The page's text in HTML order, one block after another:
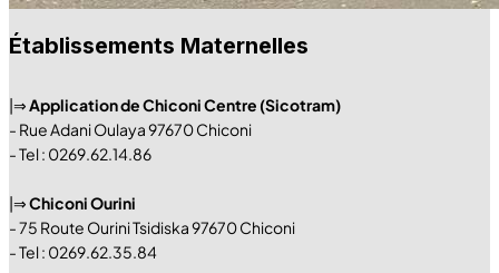
Établissements Maternelles
|⇒ Application de Chiconi Centre (Sicotram)
- Rue Adani Oulaya 97670 Chiconi
- Tel : 0269.62.14.86
|⇒Chiconi Ourini
- 75 Route Ourini Tsidiska 97670 Chiconi
- Tel : 0269.62.35.84